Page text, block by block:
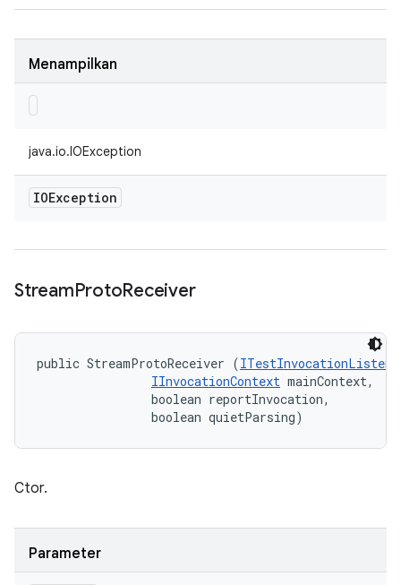
Menampilkan
java.io.IOException
IOException
StreamProtoReceiver
public StreamProtoReceiver (
IInvocationContext mainContext,
                boolean reportInvocation,
                boolean quietParsing)
Ctor.
Parameter